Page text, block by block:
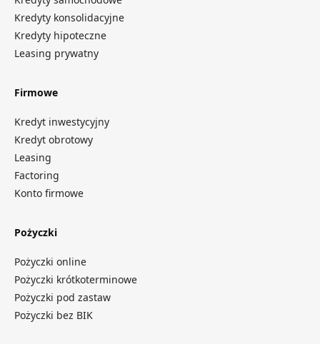
Kredyty konsolidacyjne
Kredyty hipoteczne
Leasing prywatny
Firmowe
Kredyt inwestycyjny
Kredyt obrotowy
Leasing
Factoring
Konto firmowe
Pożyczki
Pożyczki online
Pożyczki krótkoterminowe
Pożyczki pod zastaw
Pożyczki bez BIK